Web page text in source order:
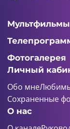
Мультфильмы
Фотогалерея
Личный
Обо мне
Сохраненные
О нас